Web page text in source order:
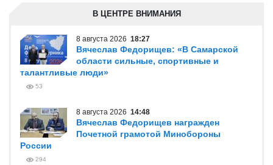
В ЦЕНТРЕ ВНИМАНИЯ
8 августа 2026 18:27
Вячеслав Федорищев: «В Самарской
области сильные, спортивные и
талантливые люди»
53
8 августа 2026 14:48
Вячеслав Федорищев награжден
Почетной грамотой Минобороны
России
294